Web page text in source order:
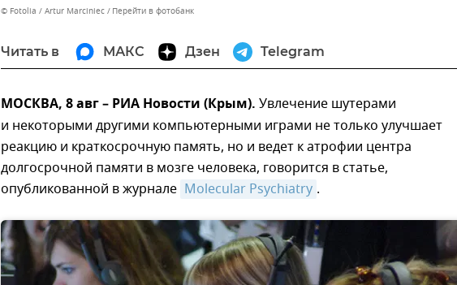
© Fotolia / Artur Marciniec Перейти в фотобанк
Читать в МАКС Дзен Telegram
МОСКВА, 8 авг – РИА Новости (Крым). Увлечение шутерами
и некоторыми другими компьютерными играми не только улучшает
реакцию и краткосрочную память, но и ведет к атрофии центра
долгосрочной памяти в мозге человека, говорится в статье,
опубликованной в журнале Molecular Psychiatry .